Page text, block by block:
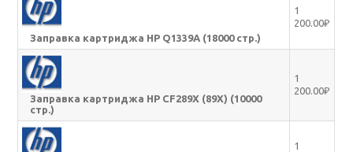
Заправка картриджа HP Q1339A (18000 стр.)
1
200.00₽
Заправка картриджа HP CF289X (89X) (10000
стр.)
1
200.00₽
1